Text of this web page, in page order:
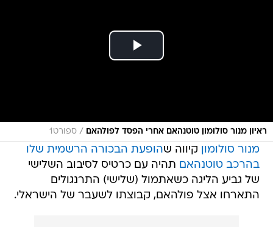
ראיון מנור סולומון טוטנהאם אחרי הפסד לפולהאם / ספורט1
מנור סולומון קיווה שהופעת הבכורה הרשמית שלו
בהרכב טוטנהאם תהיה עם כרטיס לסיבוב השלישי
של גביע הליגה כשאתמול (שלישי) התרנגולים
התארחו אצל פולהאם, קבוצתו לשעבר של הישראלי.